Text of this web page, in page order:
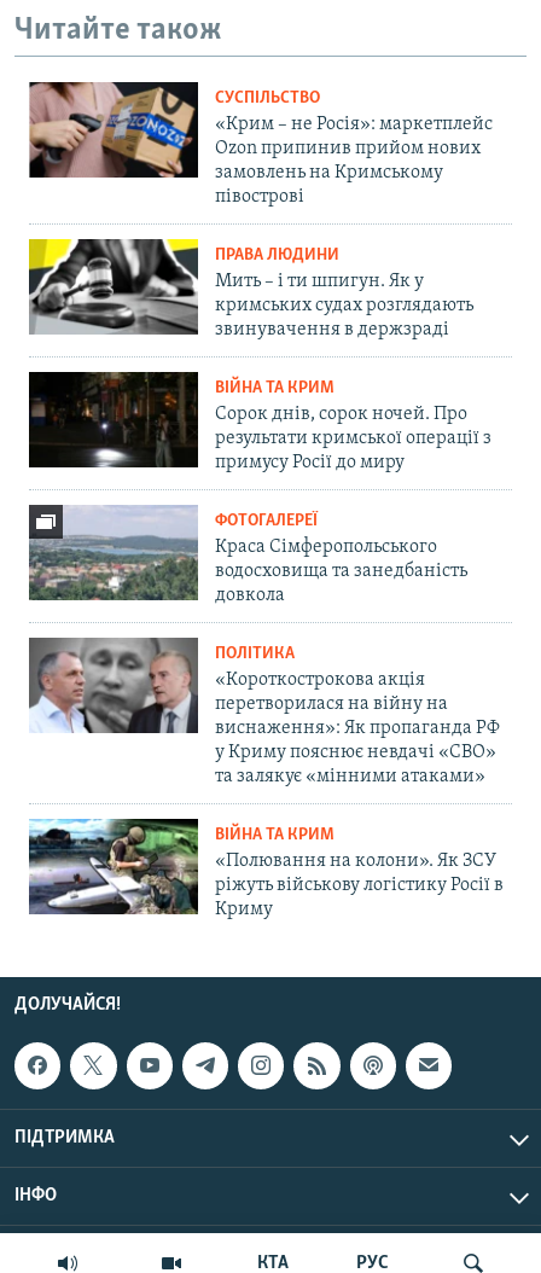
КТА РУС
Читайте також
СУСПІЛЬСТВО
«Крим – не Росія»: маркетплейс
Ozon припинив прийом нових
замовлень на Кримському
півострові
ПРАВА ЛЮДИНИ
Мить – і ти шпигун. Як у
кримських судах розглядають
звинувачення в держзраді
ВІЙНА ТА КРИМ
Сорок днів, сорок ночей. Про
результати кримської операції з
примусу Росії до миру
ФОТОГАЛЕРЕЇ
Краса Сімферопольського
водосховища та занедбаність
довкола
ПОЛІТИКА
«Короткострокова акція
перетворилася на війну на
виснаження»: Як пропаганда РФ
у Криму пояснює невдачі «СВО»
та залякує «мінними атаками»
ВІЙНА ТА КРИМ
«Полювання на колони». Як ЗСУ
ріжуть військову логістику Росії в
Криму
ДОЛУЧАЙСЯ!
ПІДТРИМКА
ІНФО
© Крим.Реалії, 2026 | Усі права застережено.